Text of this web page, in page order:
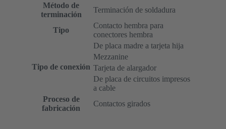
Método de
terminación
Terminación de soldadura
Tipo
Contacto hembra para
conectores hembra
Tipo de conexión
De placa madre a tarjeta hija
Mezzanine
Tarjeta de alargador
De placa de circuitos impresos
a cable
Proceso de
fabricación
Contactos girados